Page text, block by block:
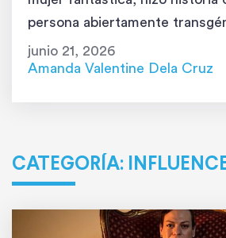
persona abiertamente
presentadora en la ceremonia
de la […]
junio 21, 2026
Amanda Valentine Dela Cruz
CATEGORÍA: